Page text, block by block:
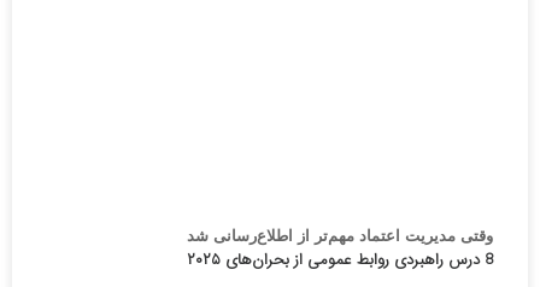
وقتی مدیریت اعتماد مهم‌تر از اطلاع‌رسانی شد
8 درس راهبردی روابط عمومی از بحران‌های ۲۰۲۵